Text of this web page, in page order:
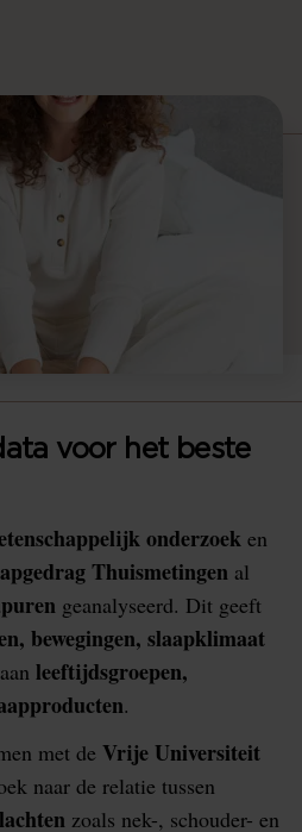
voor het beste
onderzoek en
Thuismetingen al
geanalyseerd. Dit geeft
bewegingen, slaapklimaat
leeftijdsgroepen,
.
met de Vrije Universiteit
naar de relatie tussen
zoals nek-, schouder- en